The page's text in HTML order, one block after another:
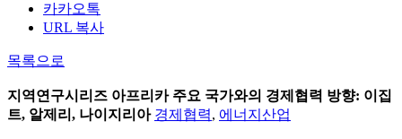
카카오톡
URL 복사
목록으로
지역연구시리즈 아프리카 주요 국가와의 경제협력 방향: 이집
트, 알제리, 나이지리아 경제협력, 에너지산업